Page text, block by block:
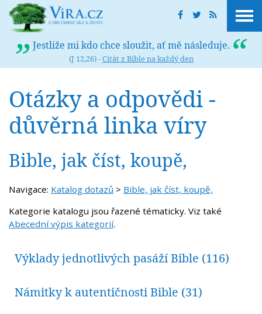
Jestliže mi kdo chce sloužit, ať mě následuje.
(J 12,26) -Citát z Bible na každý den
Otázky a odpovědi -
důvěrná linka víry
Bible, jak číst, koupě,
Navigace: Katalog dotazů > Bible, jak číst, koupě,
Kategorie katalogu jsou řazené tématicky. Viz také
Abecední výpis kategorií.
Výklady jednotlivých pasáží Bible (116)
Námitky k autentičnosti Bible (31)